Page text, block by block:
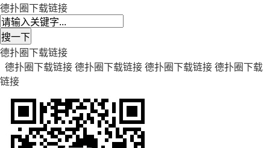
德扑圈下载链接
德扑圈下载链接
德扑圈下载链接 德扑圈下载链接 德扑圈下载链接 德扑圈下载
链接